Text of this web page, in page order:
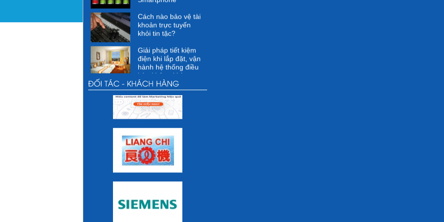
khoản trực tuyến
khỏi tin tặc?
Giải pháp tiết kiệm
điện khi lắp đặt, vận
hành hệ thống điều
hòa không khí
Các giải pháp kỹ
thuật cho việc tiết
kiệm điện
Các hoạt động xã hội
Các hoạt động vì
cộng đồng dự kiến
thực hiện
Các hoạt động của